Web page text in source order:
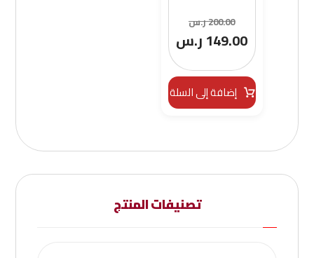
200.00ر.س
149.00ر.س
إضافة إلى السلة
تصنيفات المنتج